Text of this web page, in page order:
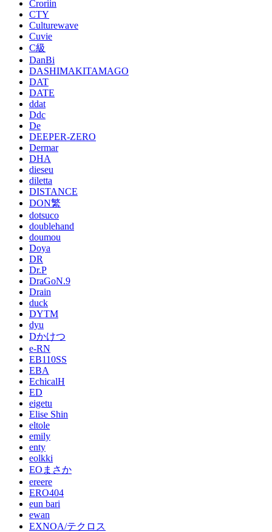
Croriin
CTY
Culturewave
Cuvie
C級
DanBi
DASHIMAKITAMAGO
DAT
DATE
ddat
Ddc
De
DEEPER-ZERO
Dermar
DHA
dieseu
diletta
DISTANCE
DON繁
dotsuco
doublehand
doumou
Doya
DR
Dr.P
DraGoN.9
Drain
duck
DYTM
dyu
Dかけつ
e-RN
EB110SS
EBA
EchicalH
ED
eigetu
Elise Shin
eltole
emily
enty
eolkki
EOまさか
ereere
ERO404
eun bari
ewan
EXNOA/テクロス